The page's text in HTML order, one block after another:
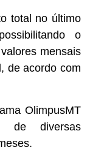
total no último
o
mensais
de acordo com
OlimpusMT
de diversas